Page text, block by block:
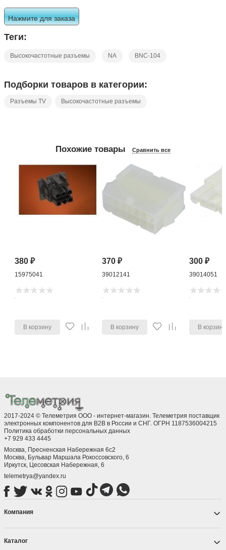
Нажмите для заказа
Теги:
Высокочастотные разъемы NA BNC-104
Подборки товаров в категории:
Разъемы TV Высокочастотные разъемы
Похожие товары Сравнить все
380₽
15975041
В корзину
370₽
39012141
В корзину
300₽
39014051
В корзину
2017-2024 © Телеметрия ООО - интернет-магазин. Телеметрия поставщик
электронных компонентов для B2B в России и СНГ. ОГРН 1187536004215
Политика обработки персональных данных
+7 929 433 4445
Москва, Пресненская Набережная 6с2
Москва, ​Бульвар Маршала Рокоссовского, 6
Иркутск, ​Цесовская Набережная, 6
telemetrya@yandex.ru
Компания
Каталог